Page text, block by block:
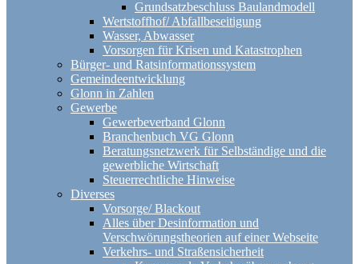
Grundsatzbeschluss Baulandmodell
Wertstoffhof/ Abfallbeseitigung
Wasser, Abwasser
Vorsorgen für Krisen und Katastrophen
Bürger- und Ratsinformationssystem
Gemeindeentwicklung
Glonn in Zahlen
Gewerbe
Gewerbeverband Glonn
Branchenbuch VG Glonn
Beratungsnetzwerk für Selbständige und die
gewerbliche Wirtschaft
Steuerrechtliche Hinweise
Diverses
Vorsorge/ Blackout
Alles über Desinformation und
Verschwörungstheorien auf einer Webseite
Verkehrs- und Straßensicherheit